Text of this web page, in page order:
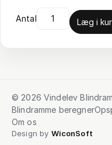
Antal Læg i
© 2026 Vindelev
Blindramme beregner
Om os
Design by WiconSoft